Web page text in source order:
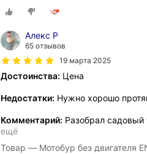
Алекс Р
65 отзывов
19 марта 2025
Достоинства: Цена
Недостатки: Нужно хорошо
Комментарий: Разобрал
ещё
Товар — Мотобур без двигателя